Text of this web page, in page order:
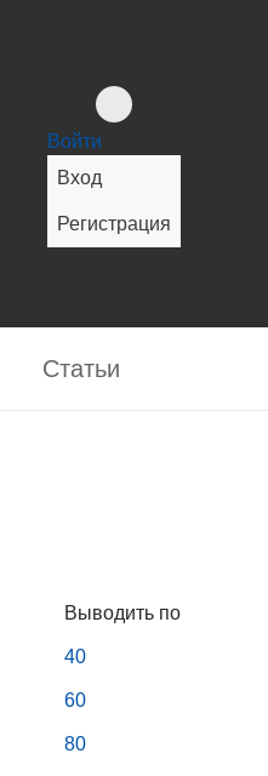
Войти
Вход
Регистрация
Cтатьи
Выводить по
40
60
80